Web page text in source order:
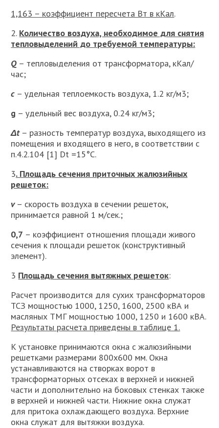
1,163 – коэффициент пересчета Вт в кКал.
2. Количество воздуха, необходимое для снятия
тепловыделений до требуемой температуры:
Q – тепловыделения от трансформатора, кКал/
час;
с – удельная теплоемкость воздуха, 1.2 кг/м3;
g – удельный вес воздуха, 0.24 кг/м3;
Δt– разность температур воздуха, выходящего из
помещения и входящего в него, в соответствии с
п.4.2.104 [1] Dt =15°С.
3. Площадь сечения приточных жалюзийных
решеток:
v– скорость воздуха в сечении решеток,
принимается равной 1 м/сек.;
0,7 – коэффициент отношения площади живого
сечения к площади решеток (конструктивный
элемент).
3 Площадь сечения вытяжных решеток:
Расчет производится для сухих трансформаторов
ТСЗ мощностью 1000, 1250, 1600, 2500 кВА и
масляных ТМГ мощностью 1000, 1250 и 1600 кВА.
Результаты расчета приведены в таблице 1.
К установке принимаются окна с жалюзийными
решетками размерами 800х600 мм. Окна
устанавливаются на створках ворот в
трансформаторных отсеках в верхней и нижней
части и дополнительно на боковых стенках также
в верхней и нижней части. Нижние окна служат
для притока охлаждающего воздуха. Верхние
окна служат для вытяжки воздуха.